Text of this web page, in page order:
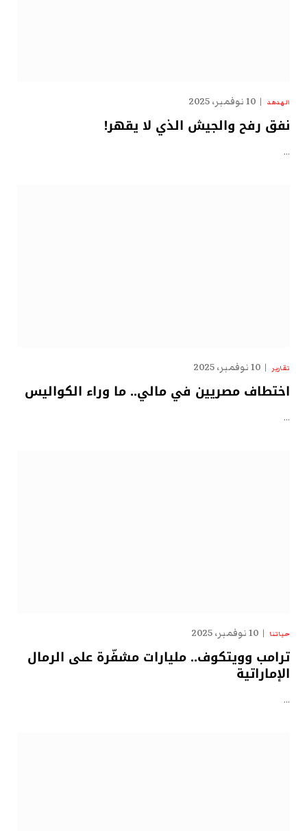
الهدهد 10 نوفمبر، 2025
نفق رفح والجيش الذي لا يقهر!
…
تقارير 10 نوفمبر، 2025
اختطاف مصريين في مالي.. ما وراء الكواليس
…
حياتنا 10 نوفمبر، 2025
ترامب وويتكوف.. مليارات مشفّرة على الرمال
الإماراتية
…